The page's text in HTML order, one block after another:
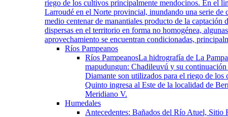
riego de los cultivos principalmente mendocinos. En el
Larroudé en el Norte provincial, inundando una serie de
medio centenar de manantiales producto de la
dispersas en el territorio en forma no homogénea,
aprovechamiento se encuentran condicionadas,
Ríos Pampeanos
Ríos PampeanosLa hidrografía de La
mapudungun: Chadileuvú y su
Diamante son utilizados para el riego de
Quinto ingresa al Este de la localidad de
Meridiano V.
Humedales
Antecedentes: Bañados del Río Atuel, Sitio